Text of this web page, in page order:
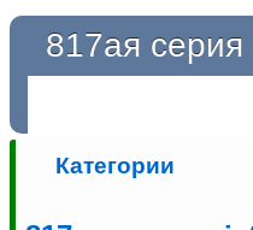
817ая серия
Категории